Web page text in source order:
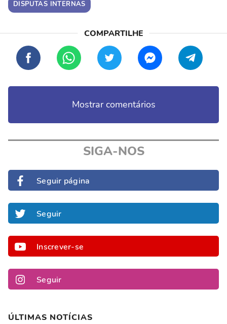
DISPUTAS INTERNAS
Mostrar comentários
SIGA-NOS
Seguir página
Seguir
Inscrever-se
Seguir
ÚLTIMAS NOTÍCIAS